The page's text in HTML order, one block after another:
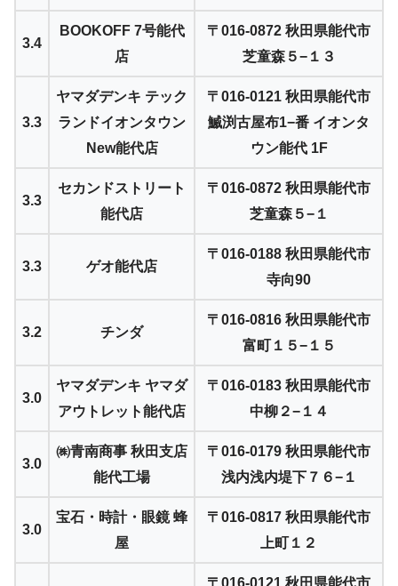
3.4
BOOKOFF 7号能代
店
〒016-0872 秋田県能代市
芝童森５−１３
3.3
ヤマダデンキ テック
ランドイオンタウン
New能代店
〒016-0121 秋田県能代市
鰄渕古屋布1−番 イオンタ
ウン能代 1F
3.3
セカンドストリート
能代店
〒016-0872 秋田県能代市
芝童森５−１
3.3 ゲオ能代店
〒016-0188 秋田県能代市
寺向90
3.2 チンダ
〒016-0816 秋田県能代市
富町１５−１５
3.0
ヤマダデンキ ヤマダ
アウトレット能代店
〒016-0183 秋田県能代市
中柳２−１４
3.0
㈱青南商事 秋田支店
能代工場
〒016-0179 秋田県能代市
浅内浅内堤下７６−１
3.0
宝石・時計・眼鏡 蜂
屋
〒016-0817 秋田県能代市
上町１２